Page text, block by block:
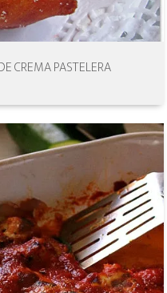
CREMA PASTELERA